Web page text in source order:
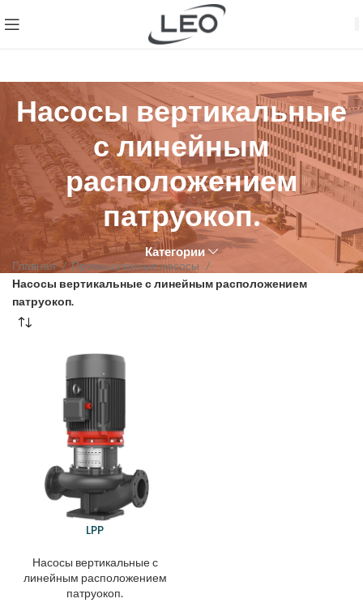
Насосы вертикальные
с линейным
расположением
патруокоп.
Категории
Главная
Промышленные насосы
Насосы вертикальные с линейным расположением
патруокоп.
LPP
Насосы вертикальные с
линейным расположением
патруокоп.